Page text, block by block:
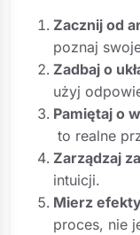
Zacznij od
poznaj
Zadbaj o
użyj
Pamiętaj o
to realne
Zarządzaj
intuicji.
Mierz
proces, nie